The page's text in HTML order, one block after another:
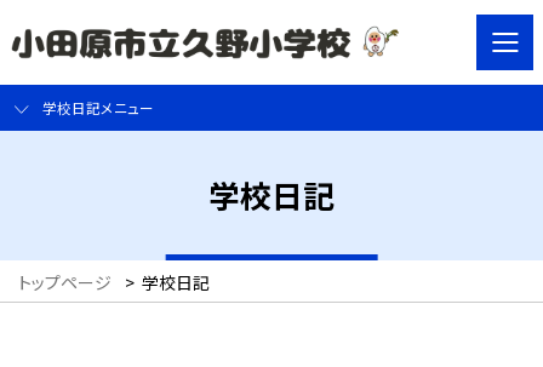
学校日記メニュー
学校日記
トップページ > 学校日記